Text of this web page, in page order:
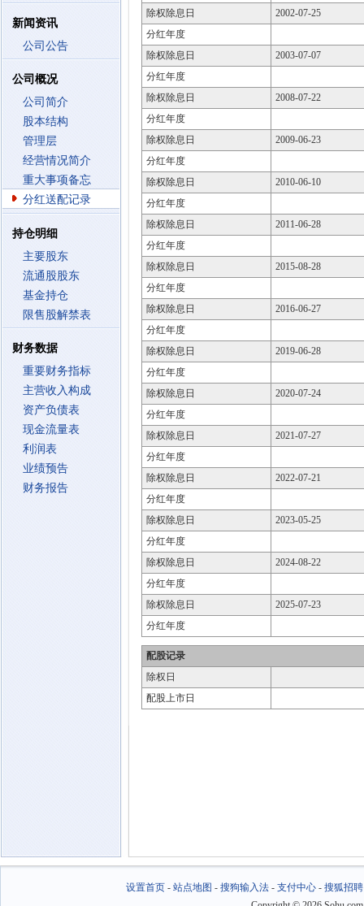
新闻资讯
公司公告
公司概况
公司简介
股本结构
管理层
经营情况简介
重大事项备忘
分红送配记录
持仓明细
主要股东
流通股股东
基金持仓
限售股解禁表
财务数据
重要财务指标
主营收入构成
资产负债表
现金流量表
利润表
业绩预告
财务报告
除权除息日
2002-07-25
分红年度
除权除息日
2003-07-07
分红年度
除权除息日
2008-07-22
分红年度
除权除息日
2009-06-23
分红年度
除权除息日
2010-06-10
分红年度
除权除息日
2011-06-28
分红年度
除权除息日
2015-08-28
分红年度
除权除息日
2016-06-27
分红年度
除权除息日
2019-06-28
分红年度
除权除息日
2020-07-24
分红年度
除权除息日
2021-07-27
分红年度
除权除息日
2022-07-21
分红年度
除权除息日
2023-05-25
分红年度
除权除息日
2024-08-22
分红年度
除权除息日
2025-07-23
分红年度
配股记录
除权日
配股上市日
设置首页- 站点地图 - 搜狗输入法- 支付中心- 搜狐招聘